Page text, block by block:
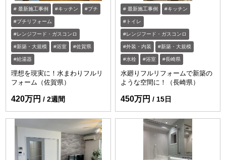
最新施工事例 キッチン プチ
プチリフォーム
レンジフード・ガスコンロ
新築・大規模 浴室 佐賀県
給湯器
理想を現実に！水まわりフルリ
フォーム（佐賀県）
420万円 2週間
最新施工事例 キッチン
トイレ
レンジフード・ガスコンロ
外装・内装 新築・大規模
水栓 浴室 長崎県
水廻りフルリフォームで新築の
ような空間に！（長崎県）
450万円 15日